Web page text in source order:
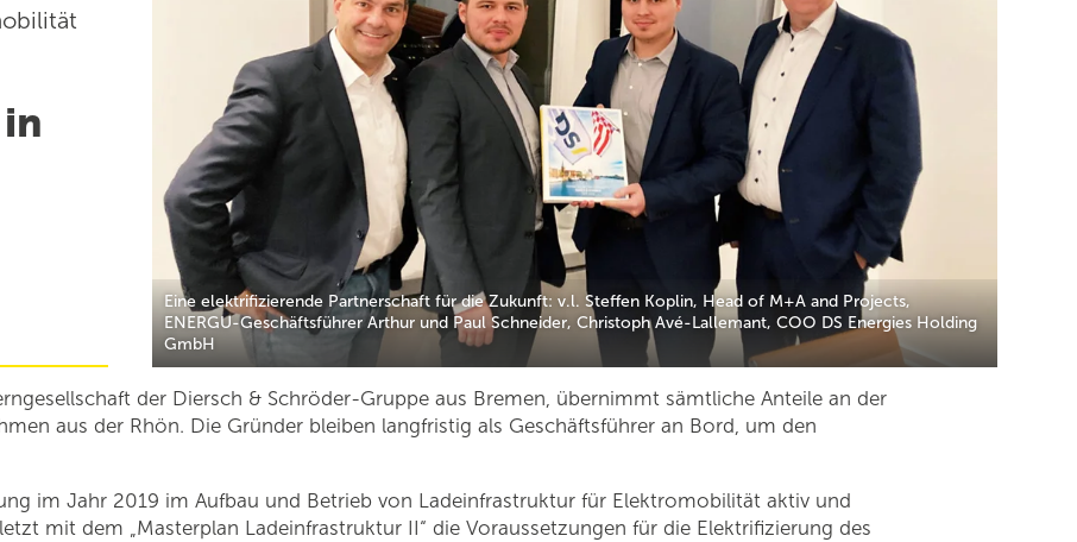
Eine elektrifizierende Partnerschaft für die Zukunft: v.l. Steffen Koplin, Head of M+A and Projects,
ENERGU-Geschäftsführer Arthur und Paul Schneider, Christoph Avé-Lallemant, COO DS Energies Holding
GmbH
der Diersch & Schröder-Gruppe aus Bremen, übernimmt sämtliche Anteile an der
aus der Rhön. Die Gründer bleiben langfristig als Geschäftsführer an Bord, um den
im Jahr 2019 im Aufbau und Betrieb von Ladeinfrastruktur für Elektromobilität aktiv und
mit dem „Masterplan Ladeinfrastruktur II“ die Voraussetzungen für die Elektrifizierung des